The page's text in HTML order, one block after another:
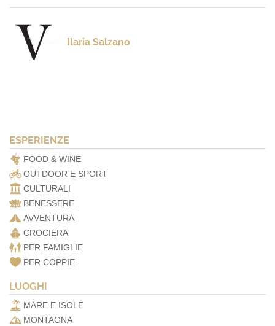
Ilaria Salzano
ESPERIENZE
FOOD & WINE
OUTDOOR E SPORT
CULTURALI
BENESSERE
AVVENTURA
CROCIERA
PER FAMIGLIE
PER COPPIE
LUOGHI
MARE E ISOLE
MONTAGNA